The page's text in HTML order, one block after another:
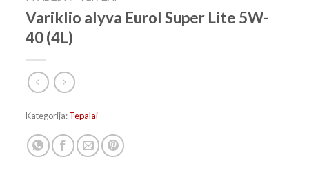
Variklio alyva Eurol Super Lite 5W-
40 (4L)
Kategorija:Tepalai